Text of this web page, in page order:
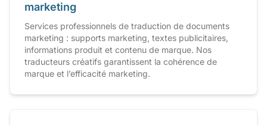
marketing
Services professionnels de traduction de documents
marketing : supports marketing, textes publicitaires,
informations produit et contenu de marque. Nos
traducteurs créatifs garantissent la cohérence de
marque et l’efficacité marketing.